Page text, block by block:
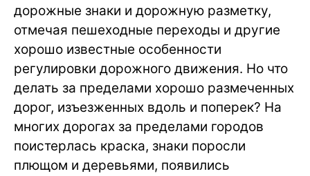
дорожные знаки и дорожную разметку,
отмечая пешеходные переходы и другие
хорошо известные особенности
регулировки дорожного движения. Но что
делать за пределами хорошо размеченных
дорог, изъезженных вдоль и поперек? На
многих дорогах за пределами городов
поистерлась краска, знаки поросли
плющом и деревьями, появились